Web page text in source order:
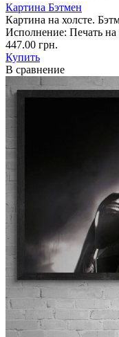
Картина Бэтмен
Картина на холсте.
Исполнение: Печать на
447.00 грн.
Купить
В сравнение